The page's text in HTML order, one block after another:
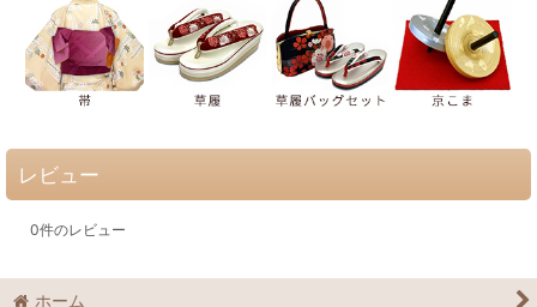
レビュー
0件のレビュー
ホーム